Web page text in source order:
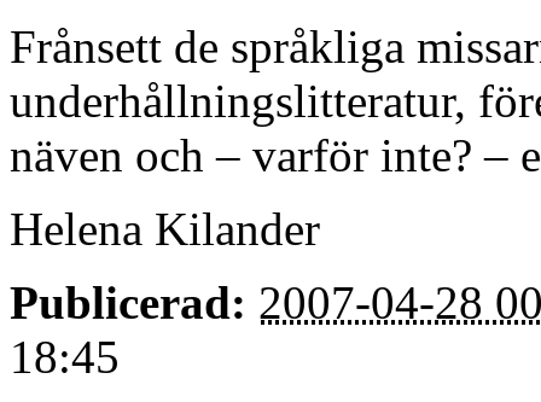
Frånsett de språkliga
underhållningslitteratur,
näven och – varför inte? –
Helena Kilander
Publicerad: 2007-04-28
18:45